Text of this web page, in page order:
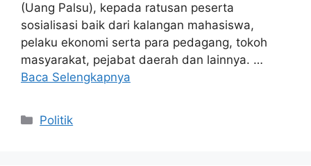
(Uang Palsu), kepada ratusan peserta
sosialisasi baik dari kalangan mahasiswa,
pelaku ekonomi serta para pedagang, tokoh
masyarakat, pejabat daerah dan lainnya. …
Baca Selengkapnya
Kategori
Politik